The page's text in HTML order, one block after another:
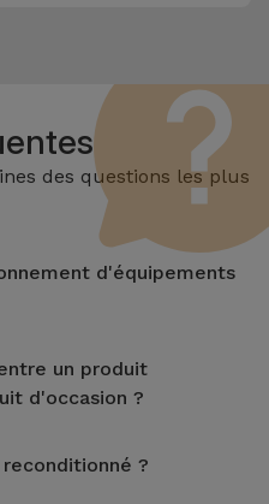
des questions les plus
d'équipements
la réparation de tout
de rappeler que tous les
et de performance avant
un produit
d'occasion ?
spécialisés pour
?